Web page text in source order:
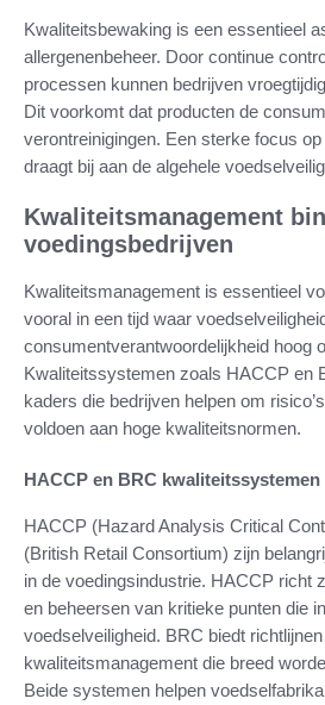
Kwaliteitsbewaking is een essentieel
allergenenbeheer. Door continue
processen kunnen bedrijven
Dit voorkomt dat producten de
verontreinigingen. Een sterke focus
draagt bij aan de algehele
Kwaliteitsmanagement
voedingsbedrijven
Kwaliteitsmanagement is essentieel
vooral in een tijd waar
consumentverantwoordelijkheid hoog
Kwaliteitssystemen zoals HACCP en
kaders die bedrijven helpen om
voldoen aan hoge kwaliteitsnormen.
HACCP en BRC kwaliteitssystemen
HACCP (Hazard Analysis Critical
(British Retail Consortium) zijn
in de voedingsindustrie. HACCP richt
en beheersen van kritieke punten die
voedselveiligheid. BRC biedt
kwaliteitsmanagement die breed
Beide systemen helpen